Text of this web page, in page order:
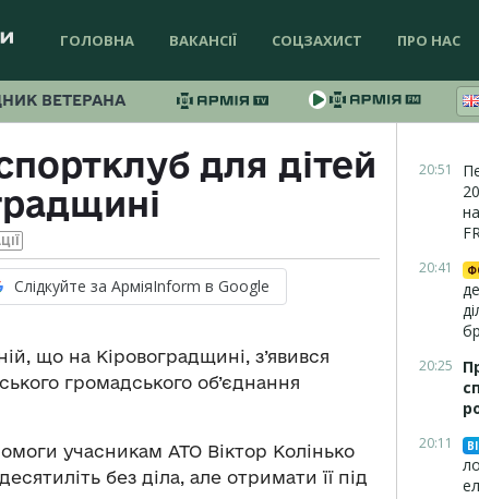
ГОЛОВНА ВАКАНСІЇ СОЦЗАХИСТ ПРО НАС
ВЕТЕРАНА
для дітей
Слідкуйте за АрміяInform в Google
що на Кіровоградщині, з’явився
громадського об’єднання
учасникам АТО Віктор Колінько
без діла, але отримати її під
20:51
20:41
20:25
20:11